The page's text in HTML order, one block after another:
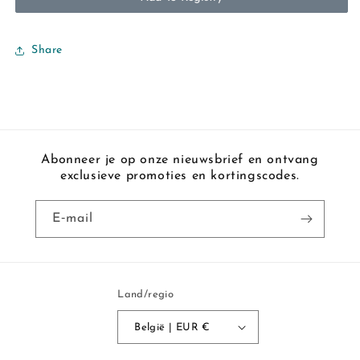
Share
Abonneer je op onze nieuwsbrief en ontvang
exclusieve promoties en kortingscodes.
E‑mail
Land/regio
België | EUR €